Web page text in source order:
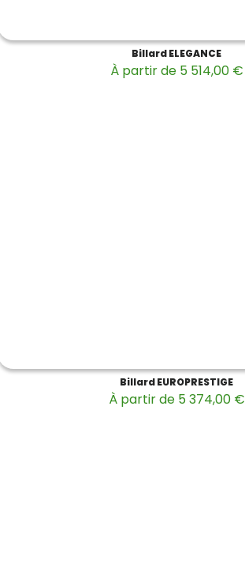
Billard ELEGANCE
À partir de 5 514,00 €
Billard EUROPRESTIGE
À partir de 5 374,00 €